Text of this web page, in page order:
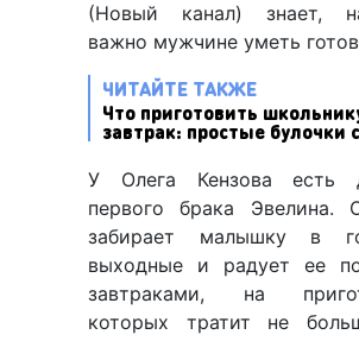
(Новый канал) знает,
важно мужчине уметь
ЧИТАЙТЕ ТАКЖЕ
Что приготовить
завтрак: простые булочки
У Олега Кензова есть
первого брака Эвелина.
забирает малышку в
выходные и радует ее
завтраками, на
которых тратит не